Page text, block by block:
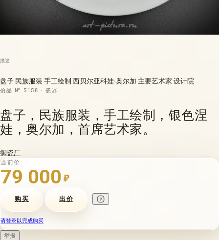
描述
盘子 民族服装 手工绘制 西贝尔亚科娃·奥尔加 主要艺术家 设计院
拍品 № 5158 · 瓷器
盘子，民族服装，手工绘制，银色涅
娃，奥尔加，首席艺术家。
御瓷厂
当前价
79 000 ₽
购买 出价
请登录以完成购买
举报